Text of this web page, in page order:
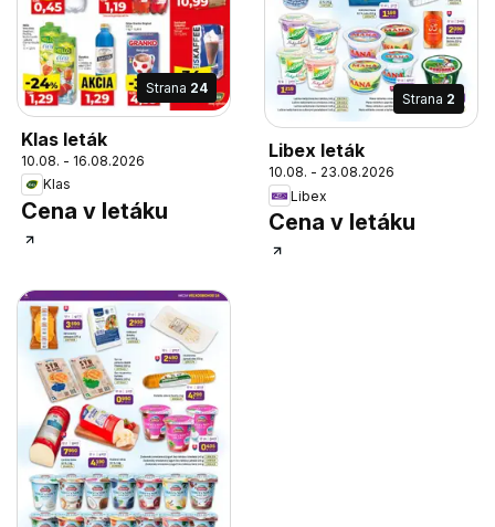
Strana 24
Klas leták
10.08. - 16.08.2026
Klas
Cena v letáku
Strana 2
Libex leták
10.08. - 23.08.2026
Libex
Cena v letáku